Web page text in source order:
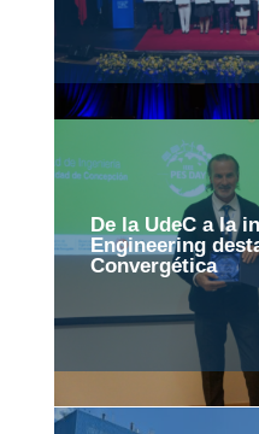
De la UdeC a la
Engineering
Convergética